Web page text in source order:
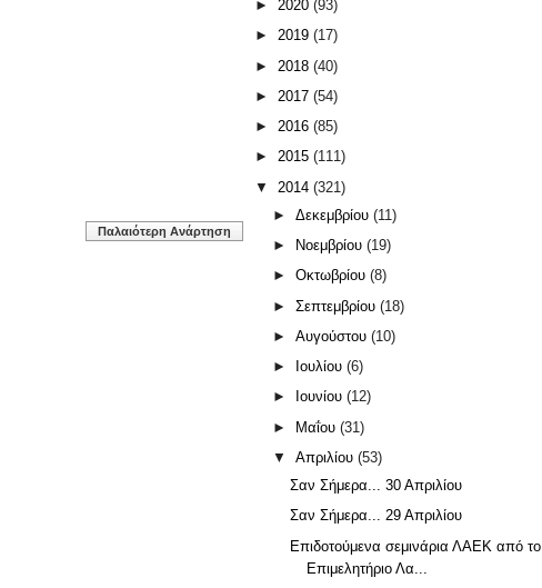
Παλαιότερη Ανάρτηση
► 2020 (93)
► 2019 (17)
► 2018 (40)
► 2017 (54)
► 2016 (85)
► 2015 (111)
▼
2014 (321)
► Δεκεμβρίου (11)
►
Νοεμβρίου (19)
► Οκτωβρίου (8)
► Σεπτεμβρίου (18)
► Αυγούστου (10)
►
Ιουλίου (6)
►
Ιουνίου (12)
► Μαΐου (31)
▼
Απριλίου (53)
Σαν Σήμερα... 30 Απριλίου
Σαν Σήμερα... 29 Απριλίου
Επιδοτούμενα σεμινάρια ΛΑΕΚ από το
Επιμελητήριο Λα...